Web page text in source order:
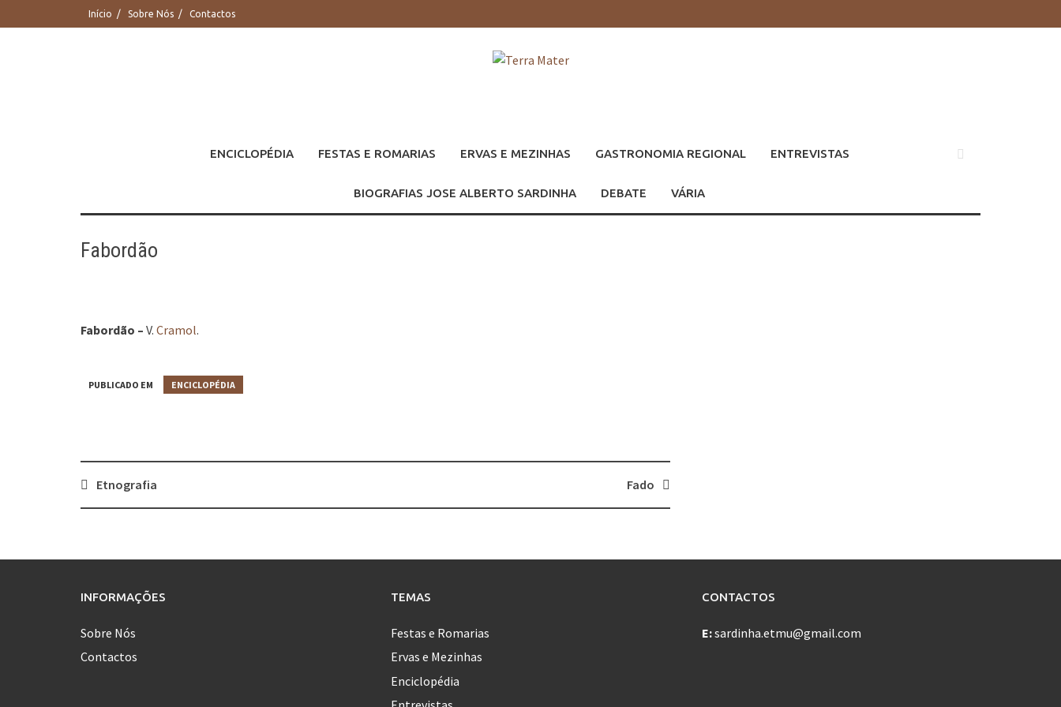
para
Início Sobre Nós Contactos
ENCICLOPÉDIA FESTAS E ROMARIAS ERVAS E MEZINHAS GASTRONOMIA REGIONAL ENTREVISTAS
BIOGRAFIAS JOSE ALBERTO SARDINHA DEBATE VÁRIA
Fabordão
Fabordão – V. Cramol.
PUBLICADO EM ENCICLOPÉDIA
Post
Etnografia Fado
INFORMAÇÕES
Sobre Nós
Contactos
TEMAS
Festas e Romarias
Ervas e Mezinhas
Enciclopédia
CONTACTOS
E:sardinha.etmu@gmail.com